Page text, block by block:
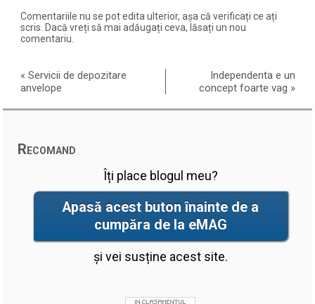
Comentariile nu se pot edita ulterior, așa că verificați ce ați
scris. Dacă vreți să mai adăugați ceva, lăsați un nou
comentariu.
«Servicii de depozitare
anvelope
Independenta e un
concept foarte vag »
Recomand
Îți place blogul meu?
Apasă acest buton înainte de a
cumpăra de la eMAG
și vei susține acest site.